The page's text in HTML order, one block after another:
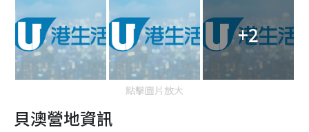
+2
點擊圖片放大
貝澳營地資訊